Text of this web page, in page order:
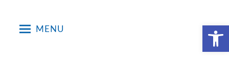
Open toolbar
MENU